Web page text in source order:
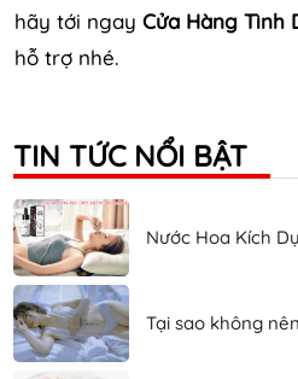
hãy tới ngay Cửa Hàng Tình
hỗ trợ nhé.
TIN TỨC NỔI BẬT
Nước Hoa Kích
Tại sao không